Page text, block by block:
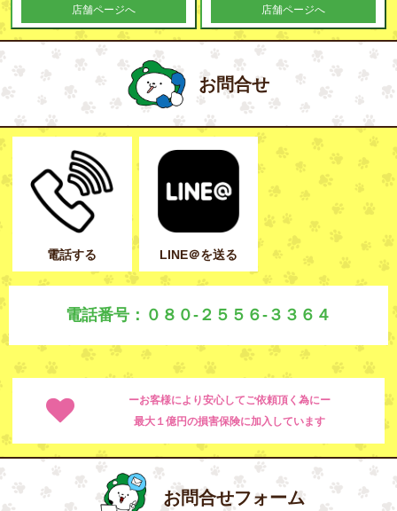
店舗ページへ 店舗ページへ
お問合せ
電話する LINE＠を送る
電話番号：０８０-２５５６-３３６４
ーお客様により安心してご依頼頂く為にー
最大１億円の損害保険に加入しています
お問合せフォーム